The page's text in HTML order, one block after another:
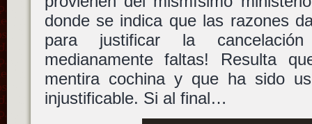
donde se indica que las razones
para justificar la
medianamente faltas! Resulta
mentira cochina y que ha sido
injustificable. Si al final…